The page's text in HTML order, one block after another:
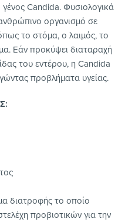
Candida. Φυσιολογικά
οργανισμό σε
το στόμα, ο λαιμός, το
Εάν προκύψει διαταραχή
του εντέρου, η Candida
προβλήματα υγείας.
διατροφής το οποίο
προβιοτικών για την